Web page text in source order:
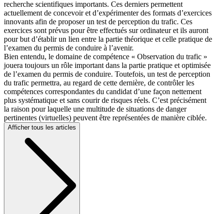
recherche scientifiques importants. Ces derniers permettent
actuellement de concevoir et d’expérimenter des formats d’exercices
innovants afin de proposer un test de perception du trafic. Ces
exercices sont prévus pour être effectués sur ordinateur et ils auront
pour but d’établir un lien entre la partie théorique et celle pratique de
l’examen du permis de conduire à l’avenir.
Bien entendu, le domaine de compétence « Observation du trafic »
jouera toujours un rôle important dans la partie pratique et optimisée
de l’examen du permis de conduire. Toutefois, un test de perception
du trafic permettra, au regard de cette dernière, de contrôler les
compétences correspondantes du candidat d’une façon nettement
plus systématique et sans courir de risques réels. C’est précisément
la raison pour laquelle une multitude de situations de danger
pertinentes (virtuelles) peuvent être représentées de manière ciblée.
Afficher tous les articles